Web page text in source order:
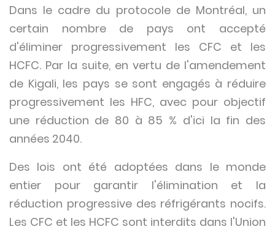
Dans le cadre du protocole de Montréal, un
certain nombre de pays ont accepté
d'éliminer progressivement les CFC et les
HCFC. Par la suite, en vertu de l'amendement
de Kigali, les pays se sont engagés à réduire
progressivement les HFC, avec pour objectif
une réduction de 80 à 85 % d'ici la fin des
années 2040.
Des lois ont été adoptées dans le monde
entier pour garantir l'élimination et la
réduction progressive des réfrigérants nocifs.
Les CFC et les HCFC sont interdits dans l'Union